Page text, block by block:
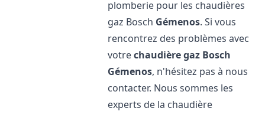
plomberie pour les chaudières
gaz Bosch Gémenos. Si vous
rencontrez des problèmes avec
votrechaudière gaz Bosch
Gémenos, n'hésitez pas à nous
contacter. Nous sommes les
experts de la chaudière